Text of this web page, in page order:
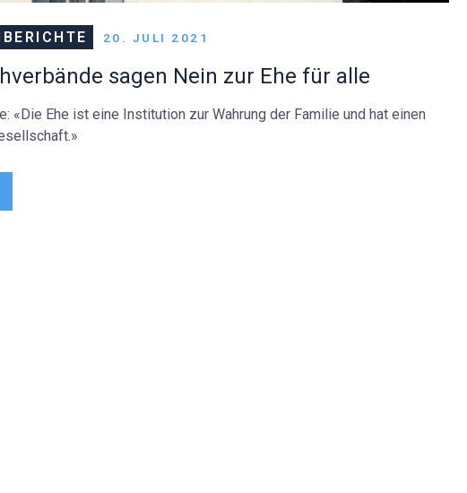
20. JULI 2021
sagen Nein zur Ehe für alle
«Die Ehe ist eine Institution zur Wahrung der Familie und hat einen